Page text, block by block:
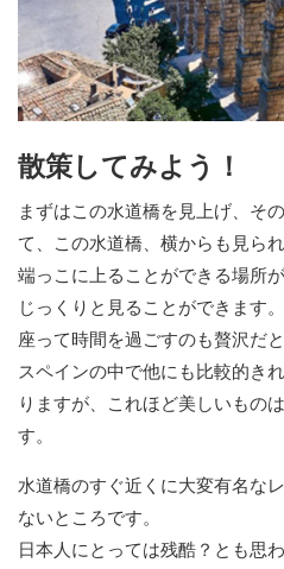
散策してみよう！
まずはこの水道橋を見上げ、そ
て、この水道橋、横からも見ら
端っこに上ることができる場所
じっくりと見ることができます
座って時間を過ごすのも贅沢だ
スペインの中で他にも比較的き
りますが、これほど美しいもの
す。
水道橋のすぐ近くに大変有名な
ないところです。
日本人にとっては残酷？とも思